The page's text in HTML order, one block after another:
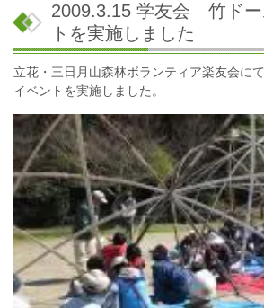
2009.3.15 学友会 竹ドー
トを実施しました
立花・三日月山森林ボランティア楽友会に
イベントを実施しました。